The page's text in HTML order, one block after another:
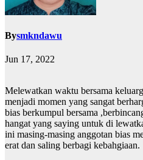
Bysmkndawu
Jun 17, 2022
Melewatkan waktu bersama
menjadi momen yang sangat
bias berkumpul bersama
hangat yang saying untuk di
ini masing-masing anggotan bias
erat dan saling berbagi kebahgiaan.